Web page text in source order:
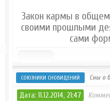
Закон кармы в
своими прошлыми
сами
СОЮЗНИКИ СНОВИДЕНИЙ Сны о
Дата: 11.12.2014, 21:47